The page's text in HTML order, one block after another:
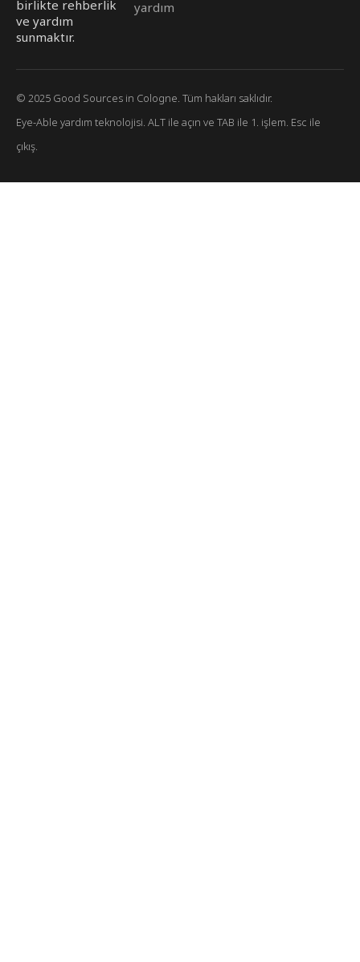
birlikte rehberlik
ve yardım
sunmaktır.
yardım
© 2025 Good Sources in Cologne. Tüm hakları saklıdır.
Eye-Able yardım teknolojisi. ALT ile açın ve TAB ile 1. işlem. Esc ile
çıkış.